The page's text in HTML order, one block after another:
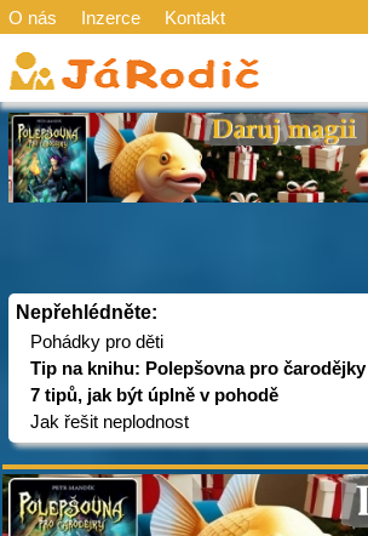
O nás Inzerce Kontakt
Nepřehlédněte:
Pohádky pro děti
Tip na knihu: Polepšovna pro čarodějky
7 tipů, jak být úplně v pohodě
Jak řešit neplodnost